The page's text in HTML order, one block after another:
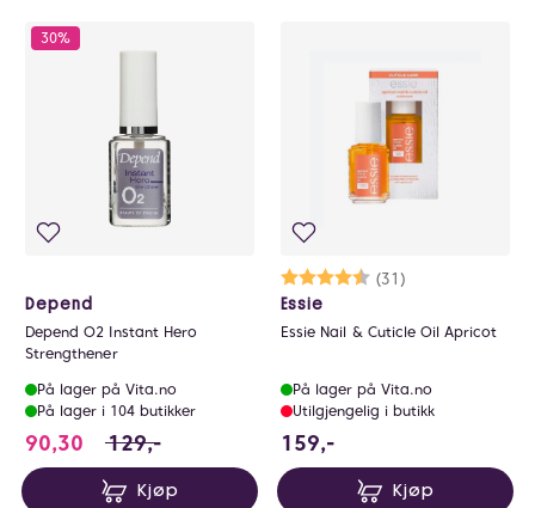
30%
Depend
Depend O2 Instant Hero
Strengthener
På lager på Vita.no
På lager i 104 butikker
90,30 90.3 i stedet for 129 NOK, du sparer 38.7 NOK
129,-
Kjøp
Karakter:
(31)
4.5 av 5 mulige
Essie
Essie Nail & Cuticle Oil Apricot
På lager på Vita.no
Utilgjengelig i butikk
159,-
Kjøp